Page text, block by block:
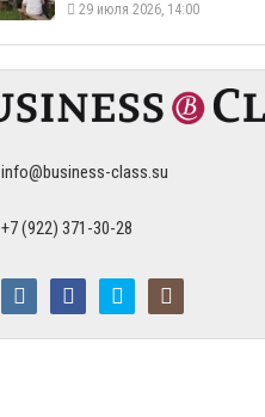
29 июля 2026, 14:00
info@business-class.su
+7 (922) 371-30-28